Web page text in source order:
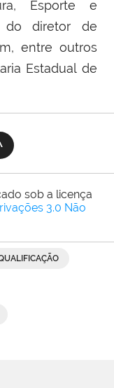
Esporte e
do diretor de
entre outros
Estadual de
sob a licença
3.0 Não